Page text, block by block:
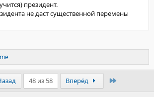
президент.
не даст существенной перемены
48 из 58 Вперёд